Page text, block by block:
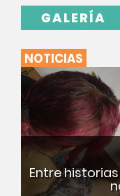
GALERÍA
NOTICIAS
Entre